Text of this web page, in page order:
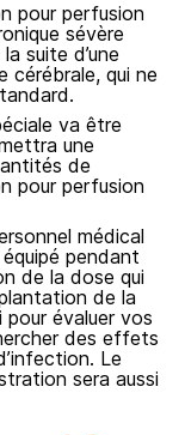
pour perfusion
sévère
suite d’une
cérébrale, qui ne
va être
une
de
pour perfusion
médical
pendant
de la dose qui
de la
pour évaluer vos
des effets
Le
sera aussi